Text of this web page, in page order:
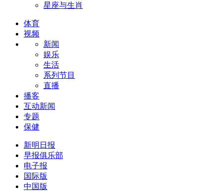
星座与生肖
体育
视频
新闻
娱乐
生活
系列节目
直播
播客
互动新闻
专题
保健
新明日报
早报俱乐部
电子报
国际版
中国版